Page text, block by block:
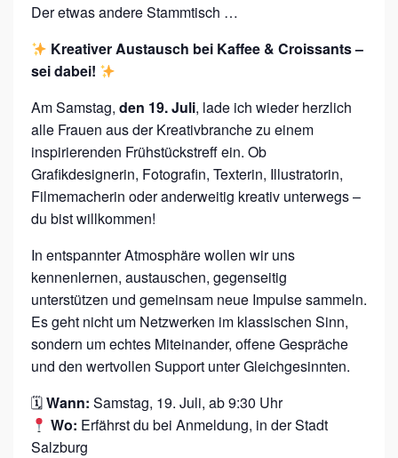
B
R
E
A
K
F
A
S
T
C
L
U
B
Der etwas andere Stammtisch …
Kreativer Austausch bei Kaffee & Croissants –
sei dabei!
Am Samstag, den 19. Juli, lade ich wieder herzlich
alle Frauen aus der Kreativbranche zu einem
inspirierenden Frühstückstreff ein. Ob
Grafikdesignerin, Fotografin, Texterin, Illustratorin,
Filmemacherin oder anderweitig kreativ unterwegs –
du bist willkommen!
In entspannter Atmosphäre wollen wir uns
kennenlernen, austauschen, gegenseitig
unterstützen und gemeinsam neue Impulse sammeln.
Es geht nicht um Netzwerken im klassischen Sinn,
sondern um echtes Miteinander, offene Gespräche
und den wertvollen Support unter Gleichgesinnten.
🗓Wann: Samstag, 19. Juli, ab 9:30 Uhr
Wo: Erfährst du bei Anmeldung, in der Stadt
Salzburg